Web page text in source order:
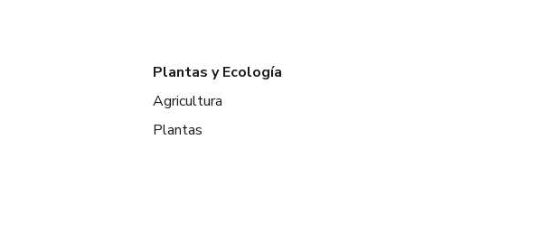
Plantas y Ecología
Agricultura
Plantas